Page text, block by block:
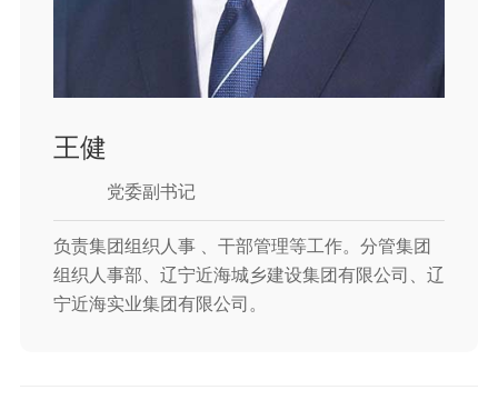
王健
党委副书记
负责集团组织人事 、干部管理等工作。分管集团
组织人事部、辽宁近海城乡建设集团有限公司、辽
宁近海实业集团有限公司。